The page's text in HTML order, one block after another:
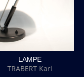
LAMPE
TRABERT Karl